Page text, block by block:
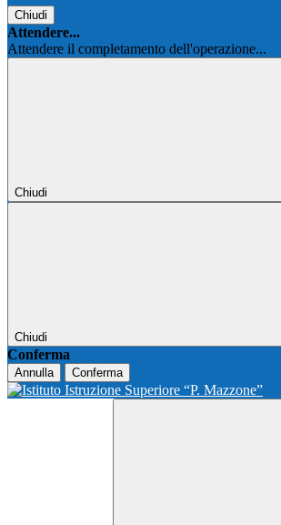
Chiudi
Attendere...
Attendere il completamento dell'operazione...
Chiudi
Chiudi
Conferma
Annulla Conferma